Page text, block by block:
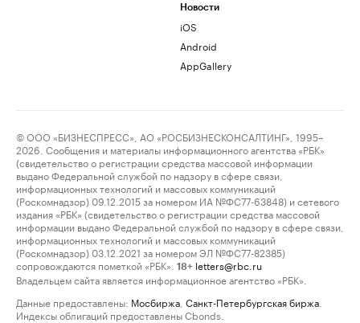
Новости
iOS
Android
AppGallery
© ООО «БИЗНЕСПРЕСС», АО «РОСБИЗНЕСКОНСАЛТИНГ», 1995–
2026. Сообщения и материалы информационного агентства «РБК»
(свидетельство о регистрации средства массовой информации
выдано Федеральной службой по надзору в сфере связи,
информационных технологий и массовых коммуникаций
(Роскомнадзор) 09.12.2015 за номером ИА №ФС77-63848) и сетевого
издания «РБК» (свидетельство о регистрации средства массовой
информации выдано Федеральной службой по надзору в сфере связи,
информационных технологий и массовых коммуникаций
(Роскомнадзор) 03.12.2021 за номером ЭЛ №ФС77-82385)
сопровождаются пометкой «РБК».
18+ letters@rbc.ru
Владельцем сайта является информационное агентство «РБК».
Данные предоставлены: Мосбиржа Санкт-Петербургская биржа
Индексы облигаций предоставлены Cbonds.